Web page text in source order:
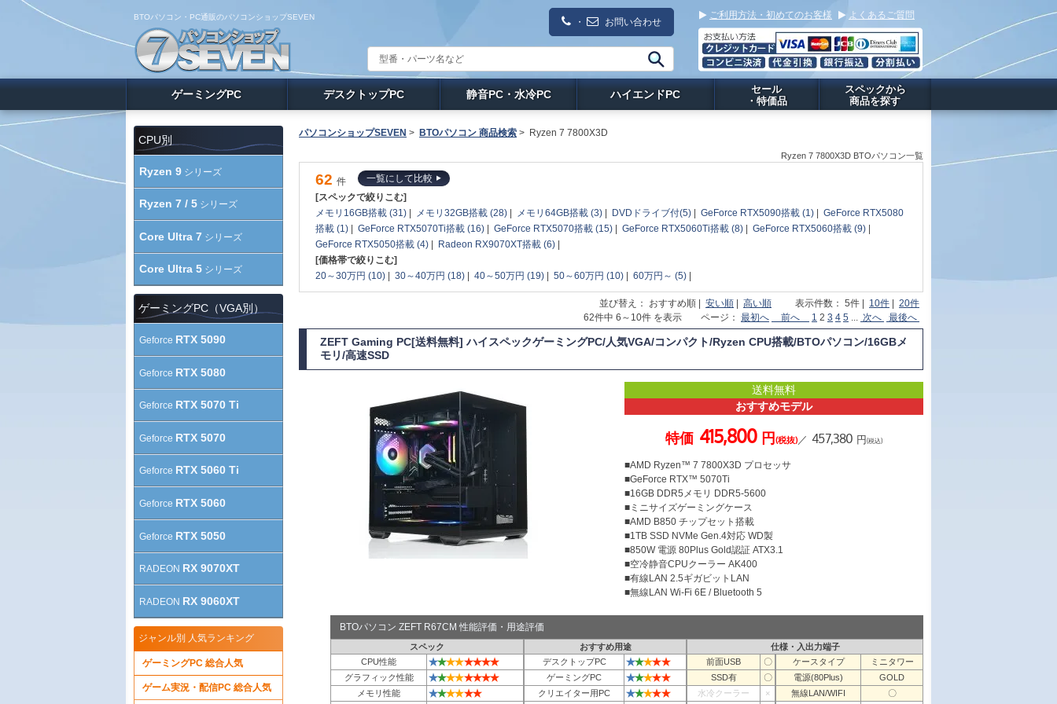
BTOパソコン・PC通販のパソコンショップSEVEN ・ お問い合わせ
ご利用方法・初めてのお客様 よくあるご質問
ゲーミングPC デスクトップPC 静音PC・水冷PC ハイエンドPC
セール
・特価品
スペックから
商品を探す
パソコンショップSEVEN > BTOパソコン 商品検索 > Ryzen 7 7800X3D
Ryzen 7 7800X3D BTOパソコン一覧
62 件
一覧にして比較
[スペックで絞りこむ]
メモリ16GB搭載 (31) | メモリ32GB搭載 (28) | メモリ64GB搭載 (3) | DVDドライブ付(5) | GeForce RTX5090搭載 (1) | GeForce RTX5080
搭載 (1) | GeForce RTX5070Ti搭載 (16) | GeForce RTX5070搭載 (15) | GeForce RTX5060Ti搭載 (8) | GeForce RTX5060搭載 (9) |
GeForce RTX5050搭載 (4) | Radeon RX9070XT搭載 (6) |
[価格帯で絞りこむ]
20～30万円 (10) | 30～40万円 (18) | 40～50万円 (19) | 50～60万円 (10) | 60万円～ (5) |
並び替え： おすすめ順 | 安い順 | 高い順 表示件数： 5件 | 10件 | 20件
62件中 6～10件 を表示 ページ： 最初へ 前へ 1 2 3 4 5 次へ 最後へ
ZEFT Gaming PC[送料無料] ハイスペックゲーミングPC/人気VGA/コンパクト/Ryzen CPU搭載/BTOパソコン/16GBメ
モリ/高速SSD
送料無料
おすすめモデル
特価 415,800 円(税抜)／ 457,380 円(税込)
■AMD Ryzen™ 7 7800X3D プロセッサ
■GeForce RTX™ 5070Ti
■16GB DDR5メモリ DDR5-5600
■ミニサイズゲーミングケース
■AMD B850 チップセット搭載
■1TB SSD NVMe Gen.4対応 WD製
■850W 電源 80Plus Gold認証 ATX3.1
■空冷静音CPUクーラー AK400
■有線LAN 2.5ギガビットLAN
■無線LAN Wi-Fi 6E / Bluetooth 5
BTOパソコン ZEFT R67CM 性能評価・用途評価
スペック おすすめ用途
仕様・入出力端子
CPU性能
★★★★★★★★ デスクトップPC ★★★★★ 前面USB 〇 ケースタイプ
ミニタワー
グラフィック性能
★★★★★★★★ ゲーミングPC ★★★★★ SSD有 〇 電源(80Plus)
GOLD
メモリ性能
★★★★★★ クリエイター用PC ★★★★★ 水冷クーラー × 無線LAN/WIFI
〇
CPU別
Ryzen 9 シリーズ
Ryzen 7 / 5 シリーズ
Core Ultra 7 シリーズ
Core Ultra 5 シリーズ
ゲーミングPC（VGA別）
Geforce RTX 5090
Geforce RTX 5080
Geforce RTX 5070 Ti
Geforce RTX 5070
Geforce RTX 5060 Ti
Geforce RTX 5060
Geforce RTX 5050
RADEON RX 9070XT
RADEON RX 9060XT
ジャンル別 人気ランキング
ゲーミングPC 総合人気
ゲーム実況・配信PC 総合人気